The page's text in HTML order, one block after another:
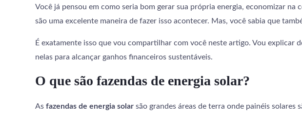
Você já pensou em como seria bom gerar sua própria energia, economizar
são uma excelente maneira de fazer isso acontecer. Mas, você sabia que
É exatamente isso que vou compartilhar com você neste artigo. Vou explicar
nelas para alcançar ganhos financeiros sustentáveis.
O que são fazendas de energia solar?
As fazendas de energia solar são grandes áreas de terra onde painéis